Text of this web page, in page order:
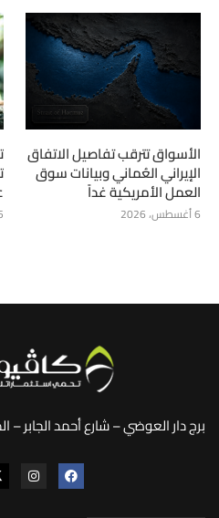
الأسواق تترقب تفاصيل الاتفاق
الإيراني العُماني وبيانات سوق
العمل الأمريكية غداً
6 أغسطس، 2026 5
برج دار العوضي – شارع أحمد الجابر –